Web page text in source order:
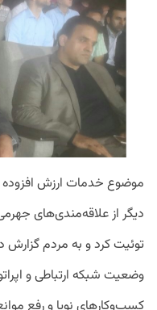
موضوع خدمات ارزش افزوده
دیگر ازعلاقهمندیهای
توئیتکردو به مردمگزارش
وضعیت شبکه ارتباطیو